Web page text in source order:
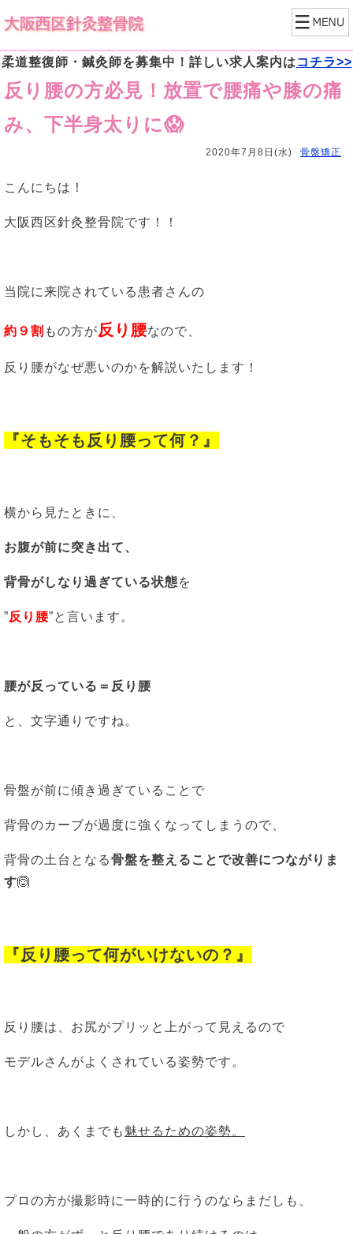
柔道整復師・鍼灸師を募集中！詳しい求人案内は コチラ>>
反り腰の方必見！放置で腰痛や膝の痛
み、下半身太りに😱
2020年7月8日(水) 骨盤矯正
こんにちは！
大阪西区針灸整骨院です！！
当院に来院されている患者さんの
約９割 もの方が反り腰なので、
反り腰がなぜ悪いのかを解説いたします！
『そもそも反り腰って何？』
横から見たときに、
お腹が前に突き出て、
背骨がしなり過ぎている状態を
”反り腰”と言います。
腰が反っている＝反り腰
と、文字通りですね。
骨盤が前に傾き過ぎていることで
背骨のカーブが過度に強くなってしまうので、
背骨の土台となる骨盤を整えることで改善につながりま
す🙆
『反り腰って何がいけないの？』
反り腰は、お尻がプリッと上がって見えるので
モデルさんがよくされている姿勢です。
しかし、あくまでも 魅せるための姿勢。
プロの方が撮影時に一時的に行うのならまだしも、